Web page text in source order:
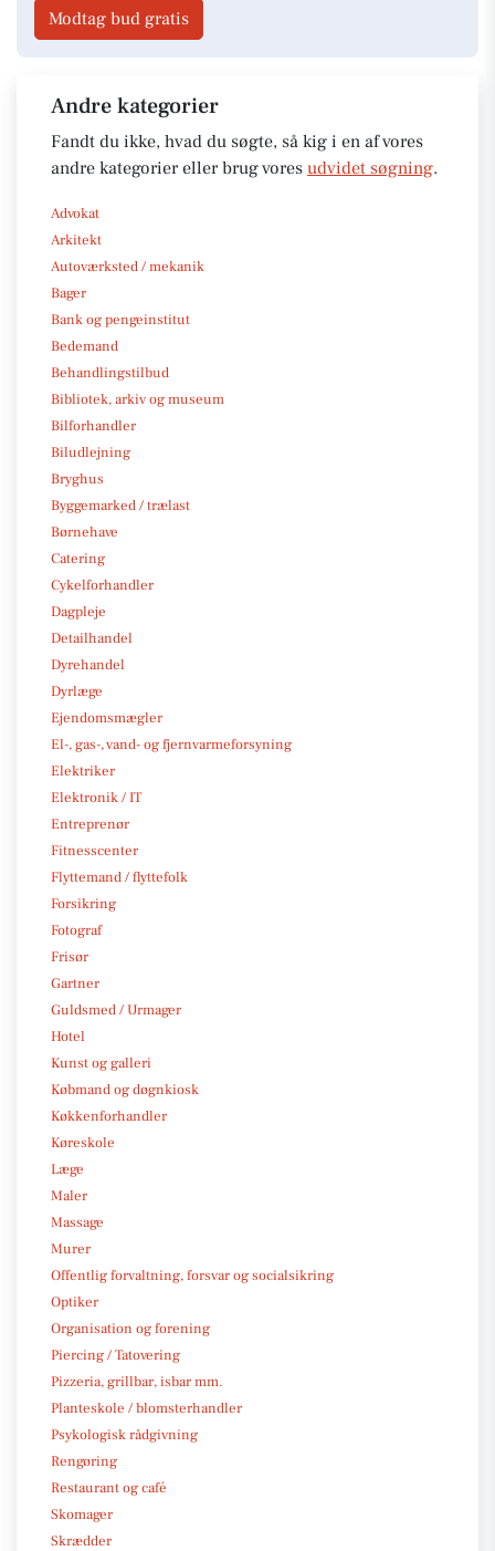
Modtag bud gratis
Andre kategorier
Fandt du ikke, hvad du søgte, så kig i en af vores
andre kategorier eller brug vores udvidet søgning.
Advokat
Arkitekt
Autoværksted / mekanik
Bager
Bank og pengeinstitut
Bedemand
Behandlingstilbud
Bibliotek, arkiv og museum
Bilforhandler
Biludlejning
Bryghus
Byggemarked / trælast
Børnehave
Catering
Cykelforhandler
Dagpleje
Detailhandel
Dyrehandel
Dyrlæge
Ejendomsmægler
El-, gas-, vand- og fjernvarmeforsyning
Elektriker
Elektronik / IT
Entreprenør
Fitnesscenter
Flyttemand / flyttefolk
Forsikring
Fotograf
Frisør
Gartner
Guldsmed / Urmager
Hotel
Kunst og galleri
Købmand og døgnkiosk
Køkkenforhandler
Køreskole
Læge
Maler
Massage
Murer
Offentlig forvaltning, forsvar og socialsikring
Optiker
Organisation og forening
Piercing / Tatovering
Pizzeria, grillbar, isbar mm.
Planteskole / blomsterhandler
Psykologisk rådgivning
Rengøring
Restaurant og café
Skomager
Skrædder